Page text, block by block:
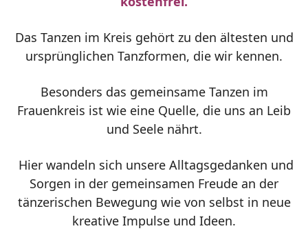
Das Tanzen im Kreis gehört zu den ältesten und
ursprünglichen Tanzformen, die wir kennen.
Besonders das gemeinsame Tanzen im
Frauenkreis ist wie eine Quelle, die uns an Leib
und Seele nährt.
Hier wandeln sich unsere Alltagsgedanken und
Sorgen in der gemeinsamen Freude an der
tänzerischen Bewegung wie von selbst in neue
kreative Impulse und Ideen.